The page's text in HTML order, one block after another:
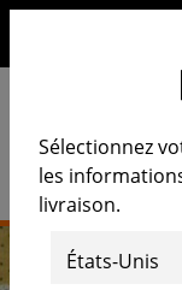
Sélectionnez
les
livraison.